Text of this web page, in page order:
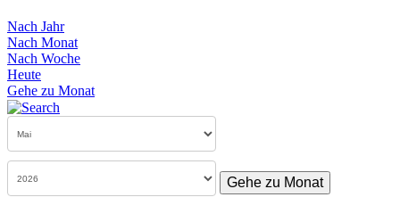
Nach Jahr
Nach Monat
Nach Woche
Heute
Gehe zu Monat
Gehe zu Monat